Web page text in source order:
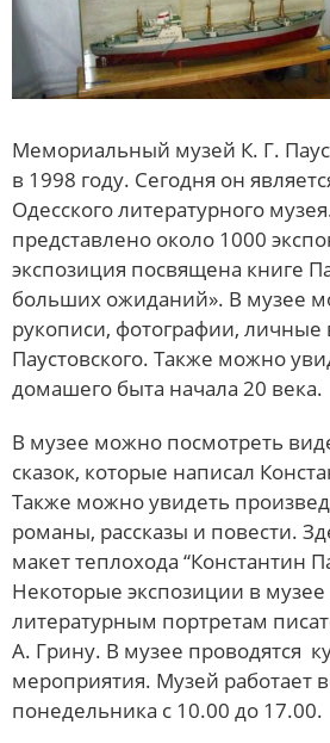
Мемориальный музей К. Г.
в 1998 году. Сегодня он
Одесского литературного
представлено около 1000
экспозиция посвящена книге
больших ожиданий». В музее
рукописи, фотографии, личные
Паустовского. Также можно
домашего быта начала 20 века.
В музее можно посмотреть
сказок, которые написал
Также можно увидеть
романы, рассказы и повести.
макет теплохода “Константин
Некоторые экспозиции в
литературным портретам
А. Грину. В музее проводятся
мероприятия. Музей работает
понедельника с 10.00 до 17.00.